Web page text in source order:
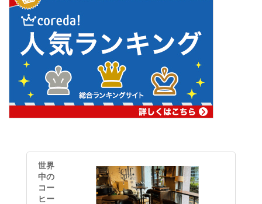
世界
中の
コー
ヒー